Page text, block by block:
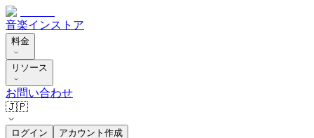
音楽インストア
料金
リソース
お問い合わせ
🇯🇵
ログイン アカウント作成